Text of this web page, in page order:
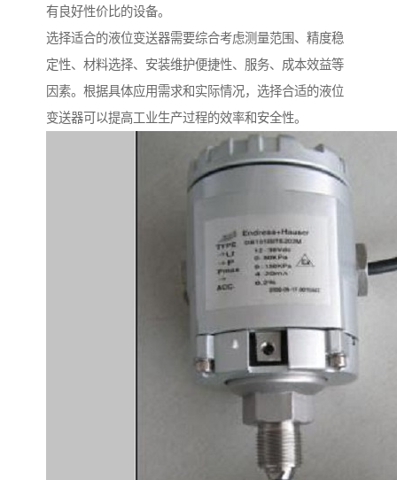
有良好性价比的设备。
选择适合的液位变送器需要综合考虑测量范围、精度稳
定性、材料选择、安装维护便捷性、服务、成本效益等
因素。根据具体应用需求和实际情况，选择合适的液位
变送器可以提高工业生产过程的效率和安全性。